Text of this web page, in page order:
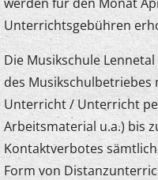
Unterrichtsgebühren
Die Musikschule
des Musikschulbetriebes
Unterricht / Unterricht
Arbeitsmaterial u.a.) bis
Kontaktverbotes
Form von